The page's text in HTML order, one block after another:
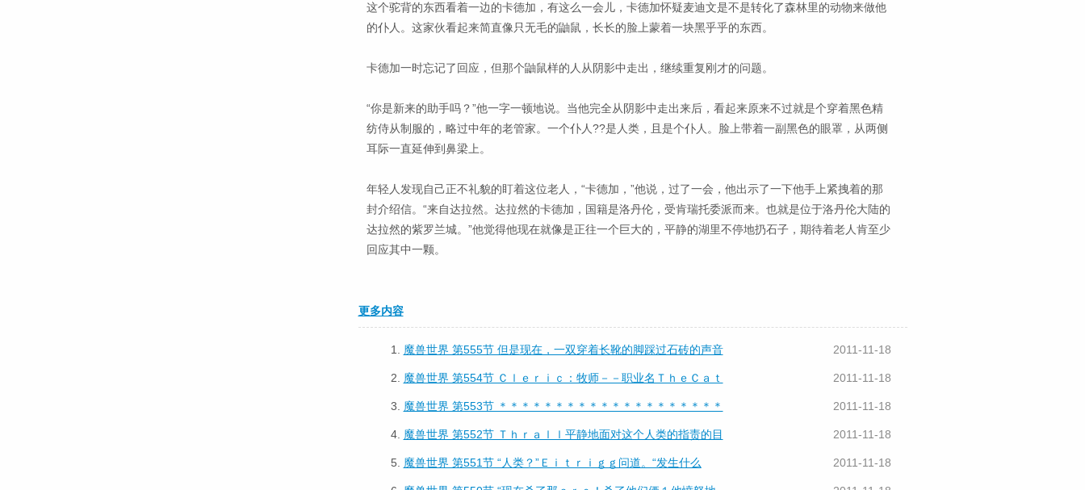
这个驼背的东西看着一边的卡德加，有这么一会儿，卡德加怀疑麦迪文是不是转化了森林里的动物来做他
的仆人。这家伙看起来简直像只无毛的鼬鼠，长长的脸上蒙着一块黑乎乎的东西。
卡德加一时忘记了回应，但那个鼬鼠样的人从阴影中走出，继续重复刚才的问题。
“你是新来的助手吗？”他一字一顿地说。当他完全从阴影中走出来后，看起来原来不过就是个穿着黑色精
纺侍从制服的，略过中年的老管家。一个仆人??是人类，且是个仆人。脸上带着一副黑色的眼罩，从两侧
耳际一直延伸到鼻梁上。
年轻人发现自己正不礼貌的盯着这位老人，“卡德加，”他说，过了一会，他出示了一下他手上紧拽着的那
封介绍信。“来自达拉然。达拉然的卡德加，国籍是洛丹伦，受肯瑞托委派而来。也就是位于洛丹伦大陆的
达拉然的紫罗兰城。”他觉得他现在就像是正往一个巨大的，平静的湖里不停地扔石子，期待着老人肯至少
回应其中一颗。
更多内容
1. 魔兽世界 第555节 但是现在，一双穿着长靴的脚踩过石砖的声音 2011-11-18
2. 魔兽世界 第554节 Ｃｌｅｒｉｃ：牧师－－职业名ＴｈｅＣａｔ 2011-11-18
3. 魔兽世界 第553节 ＊＊＊＊＊＊＊＊＊＊＊＊＊＊＊＊＊＊＊＊ 2011-11-18
4. 魔兽世界 第552节 Ｔｈｒａｌｌ平静地面对这个人类的指责的目 2011-11-18
5. 魔兽世界 第551节 “人类？”Ｅｉｔｒｉｇｇ问道。“发生什么 2011-11-18